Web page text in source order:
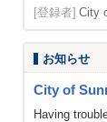
[登録者] City
お知らせ
City of
Having